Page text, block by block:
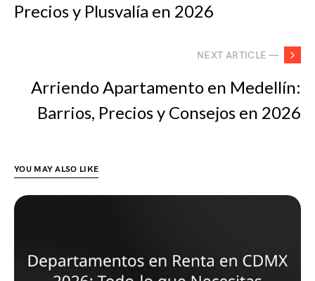
Precios y Plusvalía en 2026
NEXT ARTICLE —
Arriendo Apartamento en Medellín:
Barrios, Precios y Consejos en 2026
YOU MAY ALSO LIKE